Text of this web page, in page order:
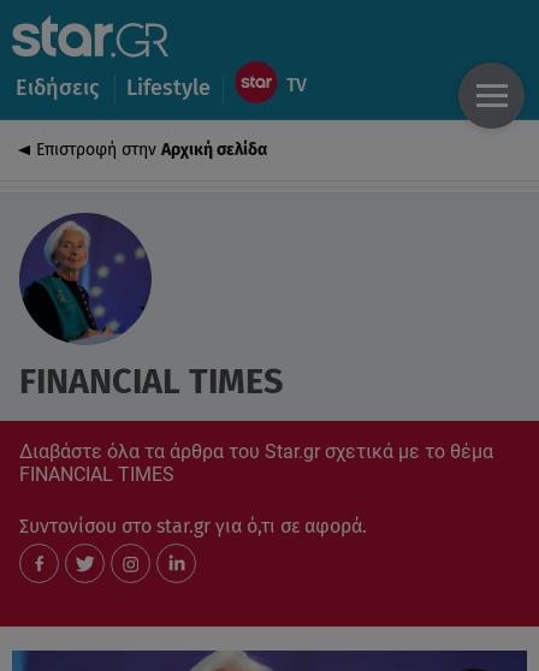
Ειδήσεις Lifestyle
Επιστροφή στην Αρχική σελίδα
FINANCIAL TIMES
Διαβάστε όλα τα άρθρα του Star.gr σχετικά με το θέμα
FINANCIAL TIMES
Συντονίσου στο star.gr για ό,τι σε αφορά.